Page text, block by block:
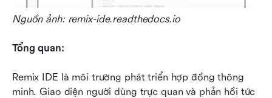
Nguồn ảnh: remix-ide.readthedocs.io
Tổng quan:
Remix IDE là môi trường phát triển hợp đồng thông
minh. Giao diện người dùng trực quan và phản hồi tức